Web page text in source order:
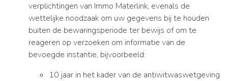
verplichtingen van Immo Materlink, evenals de
wettelijke noodzaak om uw gegevens bij te houden
buiten de bewaringsperiode ter bewijs of om te
reageren op verzoeken om informatie van de
bevoegde instantie, bijvoorbeeld:
10 jaar in het kader van de antiwitwaswetgeving